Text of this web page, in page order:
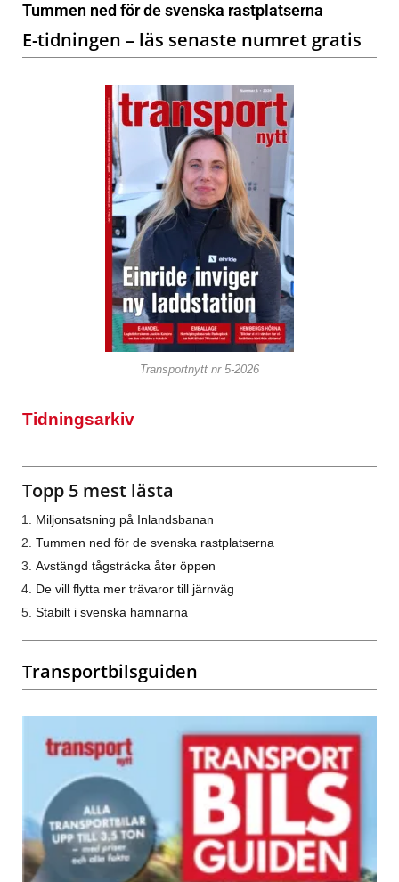
Tummen ned för de svenska rastplatserna
E-tidningen – läs senaste numret gratis
Transportnytt nr 5-2026
Tidningsarkiv
Topp 5 mest lästa
Miljonsatsning på Inlandsbanan
Tummen ned för de svenska rastplatserna
Avstängd tågsträcka åter öppen
De vill flytta mer trävaror till järnväg
Stabilt i svenska hamnarna
Transportbilsguiden